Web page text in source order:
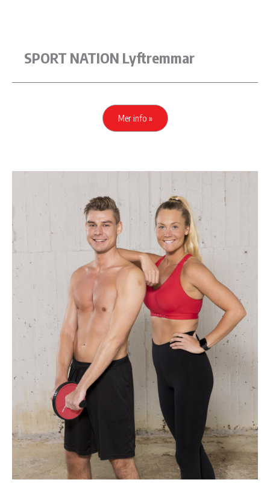
SPORT NATION Lyftremmar
Mer info »